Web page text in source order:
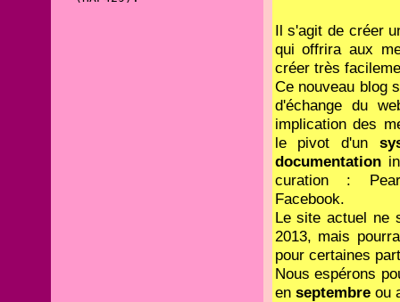
Il s'agit de créer
qui offrira aux
créer très
Ce nouveau blog
d'échange du
implication des
le pivot d'un
documentation
curation :
Facebook.
Le site actuel ne
2013, mais
pour certaines
Nous espérons
en septembreou